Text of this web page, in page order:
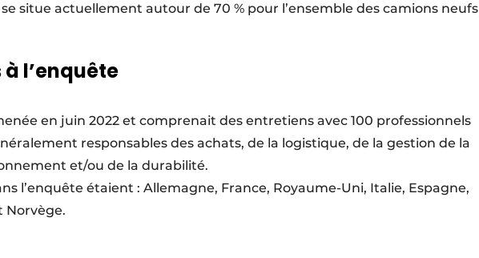
situe actuellement autour de 70 % pour l’ensemble des camions neufs
l’enquête
en juin 2022 et comprenait des entretiens avec 100 professionnels
responsables des achats, de la logistique, de la gestion de la
et/ou de la durabilité.
l’enquête étaient : Allemagne, France, Royaume-Uni, Italie, Espagne,
Norvège.